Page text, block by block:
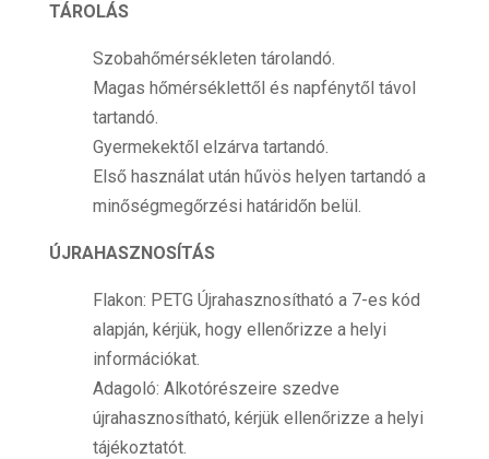
TÁROLÁS
Szobahőmérsékleten tárolandó.
Magas hőmérséklettől és napfénytől távol
tartandó.
Gyermekektől elzárva tartandó.
Első használat után hűvös helyen tartandó a
minőségmegőrzési határidőn belül.
ÚJRAHASZNOSÍTÁS
Flakon: PETG Újrahasznosítható a 7-es kód
alapján, kérjük, hogy ellenőrizze a helyi
információkat.
Adagoló: Alkotórészeire szedve
újrahasznosítható, kérjük ellenőrizze a helyi
tájékoztatót.